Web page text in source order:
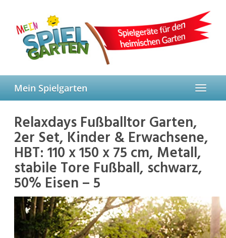
content
Toggle
Mein Spielgarten
Relaxdays Fußballtor Garten,
2er Set, Kinder & Erwachsene,
HBT: 110 x 150 x 75 cm, Metall,
stabile Tore Fußball, schwarz,
50% Eisen – 5